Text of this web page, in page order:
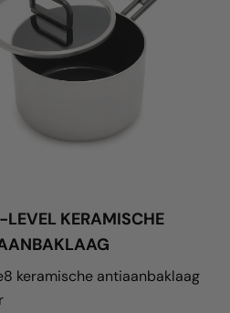
LEVEL KERAMISCHE
keramische antiaanbaklaag